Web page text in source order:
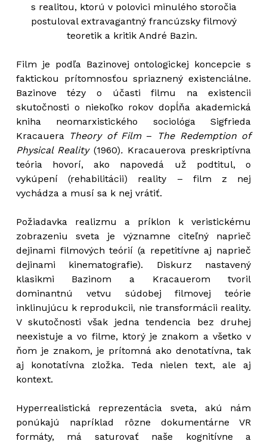
s realitou, ktorú v polovici minulého storočia
postuloval extravagantný francúzsky filmový
teoretik a kritik André Bazin.
Film je podľa Bazinovej ontologickej koncepcie s
faktickou prítomnosťou spriaznený existenciálne.
Bazinove tézy o účasti filmu na existencii
skutočnosti o niekoľko rokov dopĺňa akademická
kniha neomarxistického sociológa Sigfrieda
Kracauera
Theory of Film–
The Redemption of
Physical Reality (1960). Kracauerova preskriptívna
teória hovorí, ako napovedá už podtitul, o
vykúpení (rehabilitácii) reality – film z nej
vychádza a musí sa k nej vrátiť.
Požiadavka realizmu a príklon k veristickému
zobrazeniu sveta je významne citeľný naprieč
dejinami filmových teórií (a repetitívne aj naprieč
dejinami kinematografie). Diskurz nastavený
klasikmi Bazinom a Kracauerom tvoril
dominantnú vetvu súdobej filmovej teórie
inklinujúcu k reprodukcii, nie transformácii reality.
V skutočnosti však jedna tendencia bez druhej
neexistuje a vo filme, ktorý je znakom a všetko v
ňom je znakom, je prítomná ako denotatívna, tak
aj konotatívna zložka. Teda nielen text, ale aj
kontext.
Hyperrealistická reprezentácia sveta, akú nám
ponúkajú napríklad rôzne dokumentárne VR
formáty, má saturovať naše kognitívne a